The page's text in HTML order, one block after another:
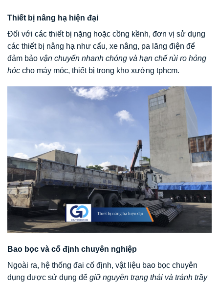
Thiết bị nâng hạ hiện đại
Đối với các thiết bị nặng hoặc cồng kềnh, đơn vị sử dụng
các thiết bị nâng hạ như cẩu, xe nâng, pa lăng điện để
đảm bảo vận chuyển nhanh chóng và hạn chế rủi ro hỏng
hóc cho máy móc, thiết bị trong kho xưởng tphcm.
Bao bọc và cố định chuyên nghiệp
Ngoài ra, hệ thống đai cố định, vật liệu bao bọc chuyên
dụng được sử dụng để giữ nguyên trạng thái và tránh trầy